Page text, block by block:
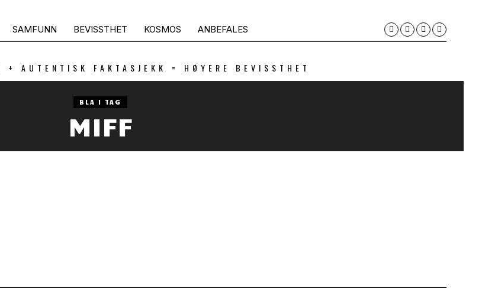
SAMFUNN BEVISSTHET KOSMOS ANBEFALES
+ AUTENTISK FAKTASJEKK = HØYERE BEVISSTHET
BLA I TAG
MIFF